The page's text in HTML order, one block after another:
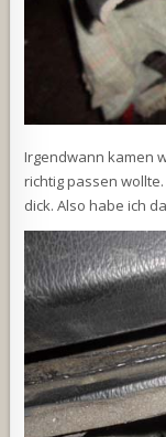
Irgendwann kamen
richtig passen
dick. Also habe ich